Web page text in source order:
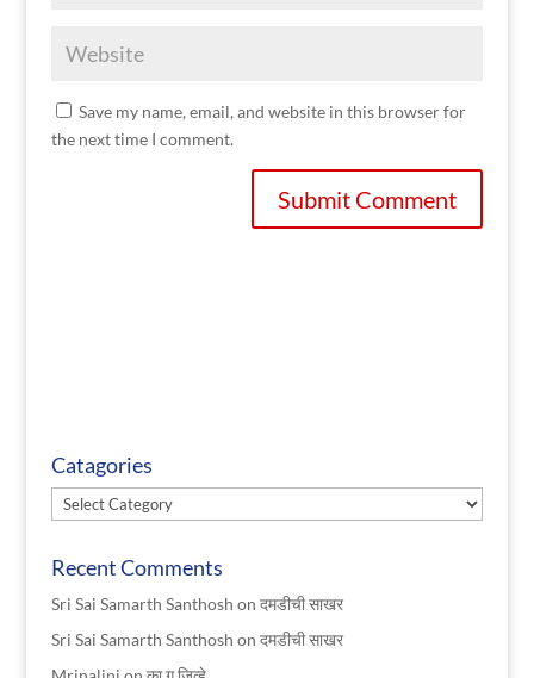
Save my name, email, and website in this browser for
the next time I comment.
Catagories
Catagories
Recent Comments
Sri Sai Samarth Santhosh on दमडीची साखर
Sri Sai Samarth Santhosh on दमडीची साखर